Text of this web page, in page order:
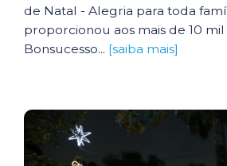
de Natal - Alegria para toda
proporcionou aos mais de 10 mil
Bonsucesso... [saiba mais]